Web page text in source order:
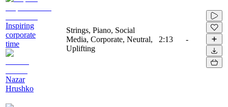
Inspiring
corporate
time
Nazar
Hrushko
Strings, Piano, Social
Media, Corporate, Neutral,
Uplifting
2:13 -